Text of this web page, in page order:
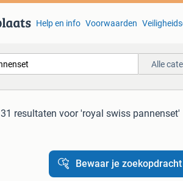
Help en info Voorwaarden
Alle
31 resultaten voor 'royal swiss pannenset'
Bewaar je zoekopdracht